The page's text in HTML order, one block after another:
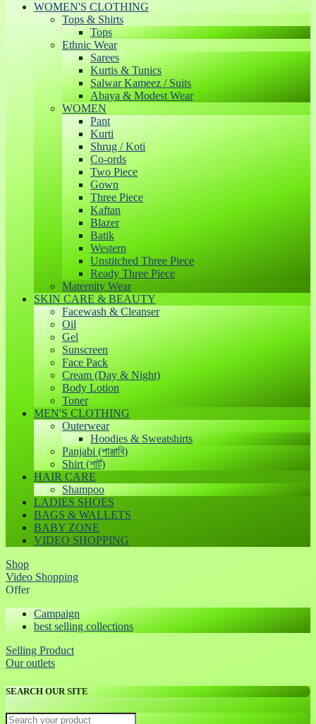
WOMEN'S CLOTHING
Tops & Shirts
Tops
Ethnic Wear
Sarees
Kurtis & Tunics
Salwar Kameez / Suits
Abaya & Modest Wear
WOMEN
Pant
Kurti
Shrug / Koti
Co-ords
Two Piece
Gown
Three Piece
Kaftan
Blazer
Batik
Western
Unstitched Three Piece
Ready Three Piece
Maternity Wear
SKIN CARE & BEAUTY
Facewash & Cleanser
Oil
Gel
Sunscreen
Face Pack
Cream (Day & Night)
Body Lotion
Toner
MEN'S CLOTHING
Outerwear
Hoodies & Sweatshirts
Panjabi (পাঞ্জাবি)
Shirt (শার্ট)
HAIR CARE
Shampoo
LADIES SHOES
BAGS & WALLETS
BABY ZONE
VIDEO SHOPPING
Shop
Video Shopping
Offer
Campaign
best selling collections
Selling Product
Our outlets
SEARCH OUR SITE